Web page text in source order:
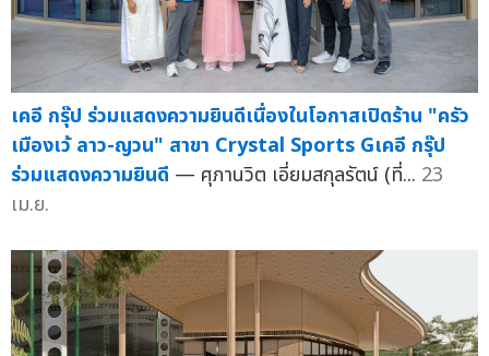
เคอี กรุ๊ป ร่วมแสดงความยินดีเนื่องในโอกาสเปิดร้าน "ครัว
เมืองเว้ ลาว-ญวน" สาขา Crystal Sports Gเคอี กรุ๊ป
ร่วมแสดงความยินดี — ศุภานวิต เอี่ยมสกุลรัตน์ (ที่... 23
เม.ย.